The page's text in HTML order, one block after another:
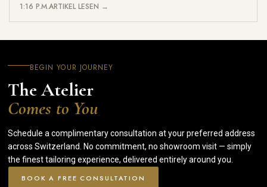
1:16 P.M.ARTIKEL LESEN →
BEGIN YOUR JOURNEY
The Atelier
Comes to You
Schedule a complimentary consultation at your preferred address
across Switzerland. No commitment, no showroom visit — simply
the finest tailoring experience, delivered entirely around you.
BOOK A FREE CONSULTATION